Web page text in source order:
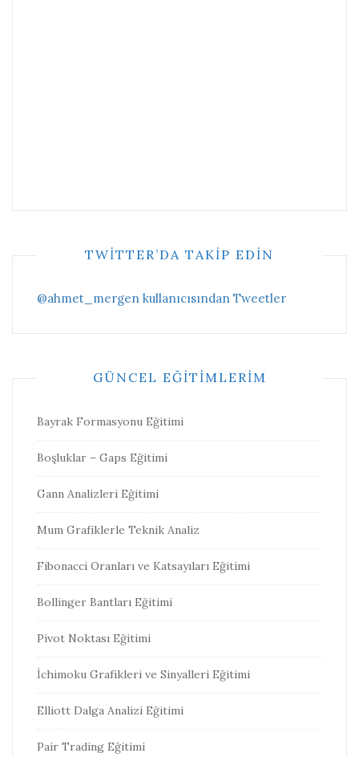
TWITTER’DA TAKIP EDIN
@ahmet_mergen kullanıcısından Tweetler
GÜNCEL EĞITIMLERIM
Bayrak Formasyonu Eğitimi
Boşluklar – Gaps Eğitimi
Gann Analizleri Eğitimi
Mum Grafiklerle Teknik Analiz
Fibonacci Oranları ve Katsayıları Eğitimi
Bollinger Bantları Eğitimi
Pivot Noktası Eğitimi
İchimoku Grafikleri ve Sinyalleri Eğitimi
Elliott Dalga Analizi Eğitimi
Pair Trading Eğitimi